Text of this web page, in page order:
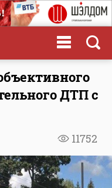
ДТП с
11752